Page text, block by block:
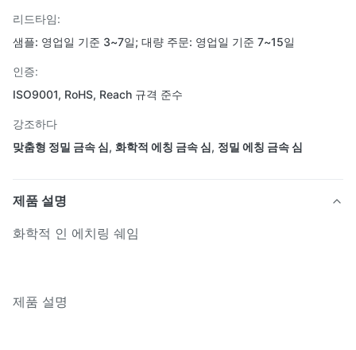
리드타임:
샘플: 영업일 기준 3~7일; 대량 주문: 영업일 기준 7~15일
인증:
ISO9001, RoHS, Reach 규격 준수
강조하다
맞춤형 정밀 금속 심, 화학적 에칭 금속 심, 정밀 에칭 금속 심
제품 설명
화학적 인 에치링 쉐임
제품 설명